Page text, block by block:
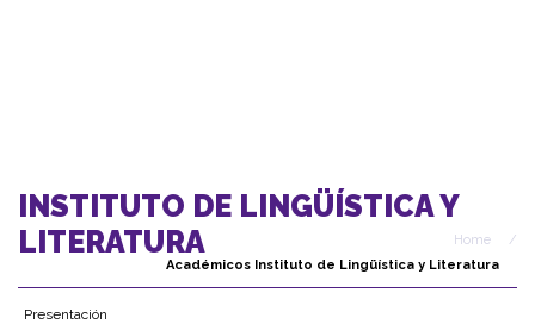
INSTITUTO DE LINGÜÍSTICA Y
LITERATURA
Home
/
Académicos Instituto de Lingüística y Literatura
Presentación